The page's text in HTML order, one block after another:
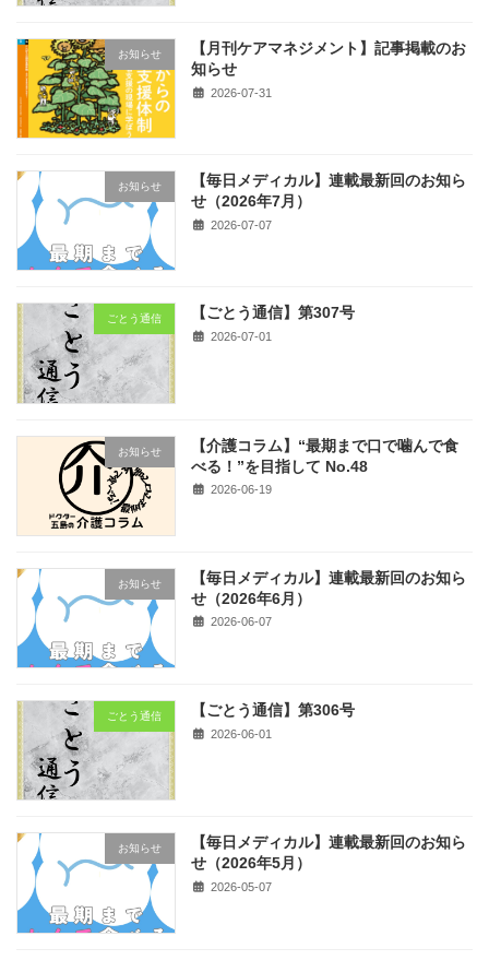
お知らせ
【月刊ケアマネジメント】記事掲載のお
知らせ
2026-07-31
お知らせ
【毎日メディカル】連載最新回のお知ら
せ（2026年7月）
2026-07-07
ごとう通信 【ごとう通信】第307号
2026-07-01
お知らせ
【介護コラム】“最期まで口で噛んで食
べる！”を目指して No.48
2026-06-19
お知らせ
【毎日メディカル】連載最新回のお知ら
せ（2026年6月）
2026-06-07
ごとう通信 【ごとう通信】第306号
2026-06-01
お知らせ
【毎日メディカル】連載最新回のお知ら
せ（2026年5月）
2026-05-07